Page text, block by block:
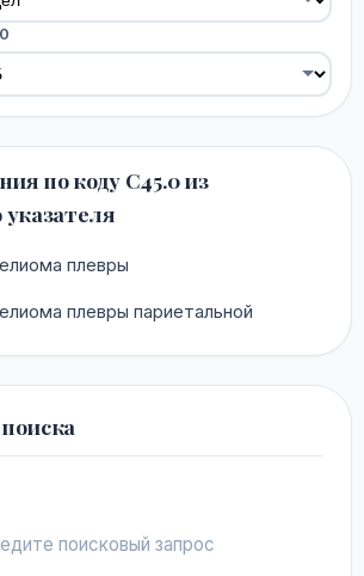
по коду C45.0 из
плевры
плевры париетальной
поисковый запрос